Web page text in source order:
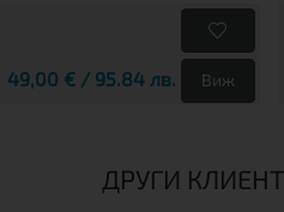
49,00 € / 95.84 лв. Виж
ДРУГИ